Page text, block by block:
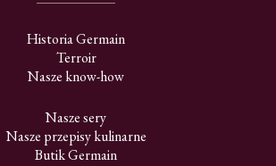
Historia Germain
Terroir
Nasze know-how
Nasze sery
Nasze przepisy kulinarne
Butik Germain